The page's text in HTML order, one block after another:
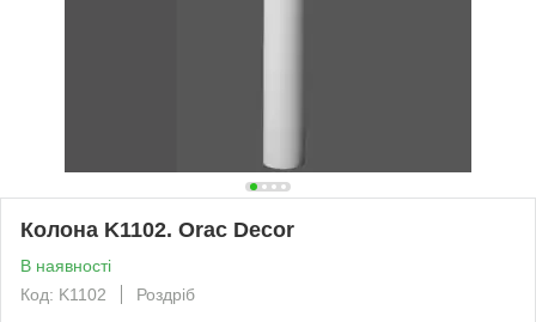
Колона K1102. Orac Decor
В наявності
Код: K1102
Роздріб